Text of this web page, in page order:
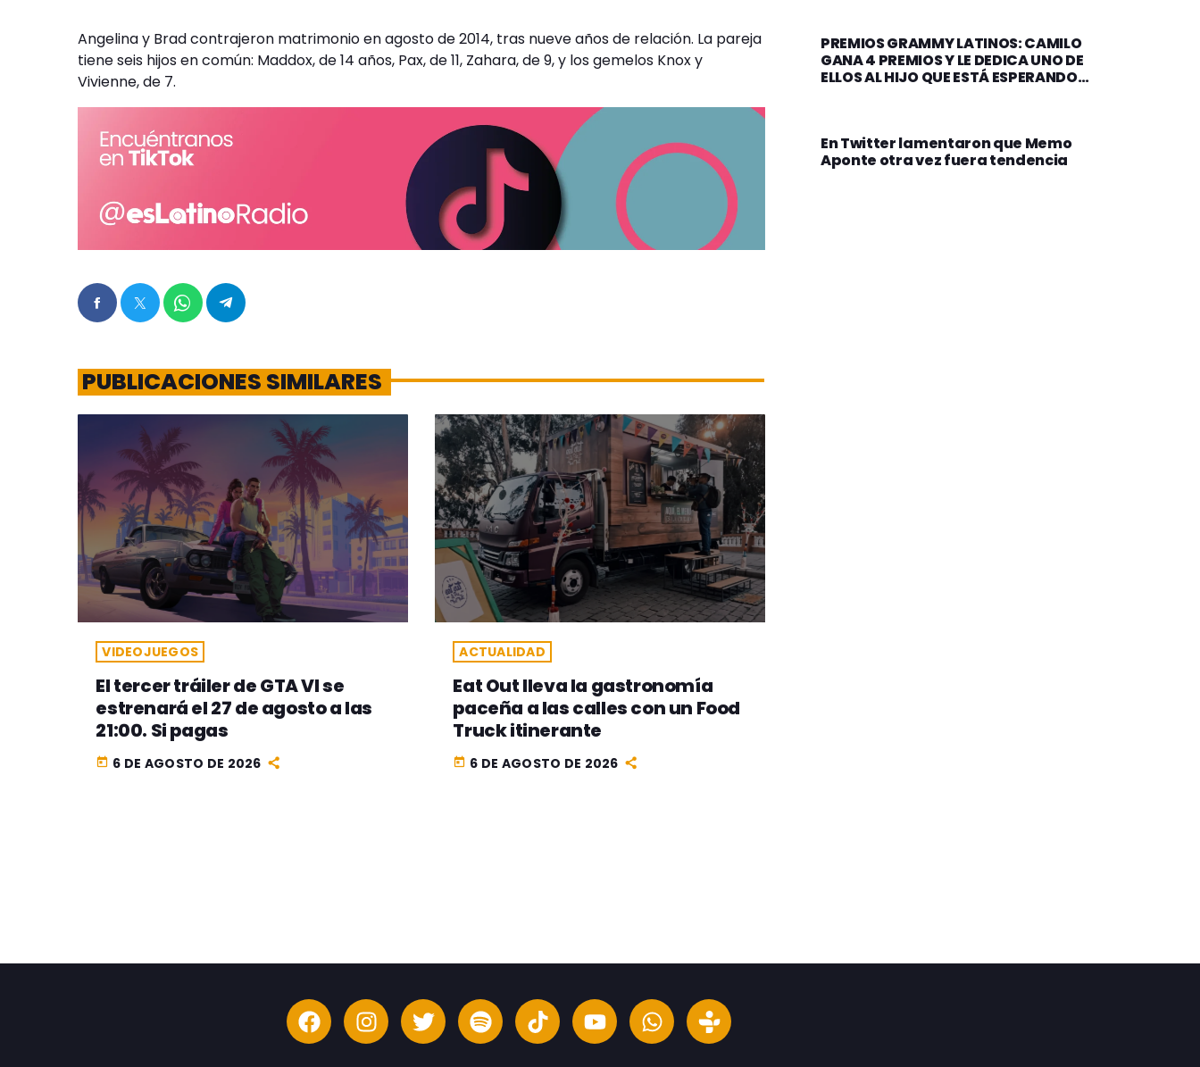
Angelina y Brad contrajeron matrimonio en agosto de 2014, tras nueve años de relación. La pareja
tiene seis hijos en común: Maddox, de 14 años, Pax, de 11, Zahara, de 9, y los gemelos Knox y
Vivienne, de 7.
PUBLICACIONES SIMILARES
VIDEOJUEGOS
El tercer tráiler de GTA VI se
estrenará el 27 de agosto a las
21:00. Si pagas
today 6 DE AGOSTO DE 2026
ACTUALIDAD
Eat Out lleva la gastronomía
paceña a las calles con un Food
Truck itinerante
today 6 DE AGOSTO DE 2026
PREMIOS GRAMMY LATINOS: CAMILO
GANA 4 PREMIOS Y LE DEDICA UNO DE
ELLOS AL HIJO QUE ESTÁ ESPERANDO
En Twitter lamentaron que Memo
Aponte otra vez fuera tendencia